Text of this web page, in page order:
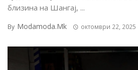
близина на Шангај, ...
By Modamoda.mk октомври 22, 2025